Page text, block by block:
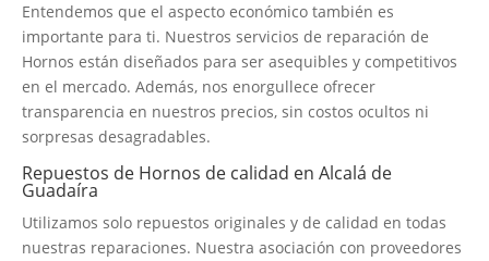
Entendemos que el aspecto económico también es
importante para ti. Nuestros servicios de reparación de
Hornos están diseñados para ser asequibles y competitivos
en el mercado. Además, nos enorgullece ofrecer
transparencia en nuestros precios, sin costos ocultos ni
sorpresas desagradables.
Repuestos de Hornos de calidad en Alcalá de
Guadaíra
Utilizamos solo repuestos originales y de calidad en todas
nuestras reparaciones. Nuestra asociación con proveedores